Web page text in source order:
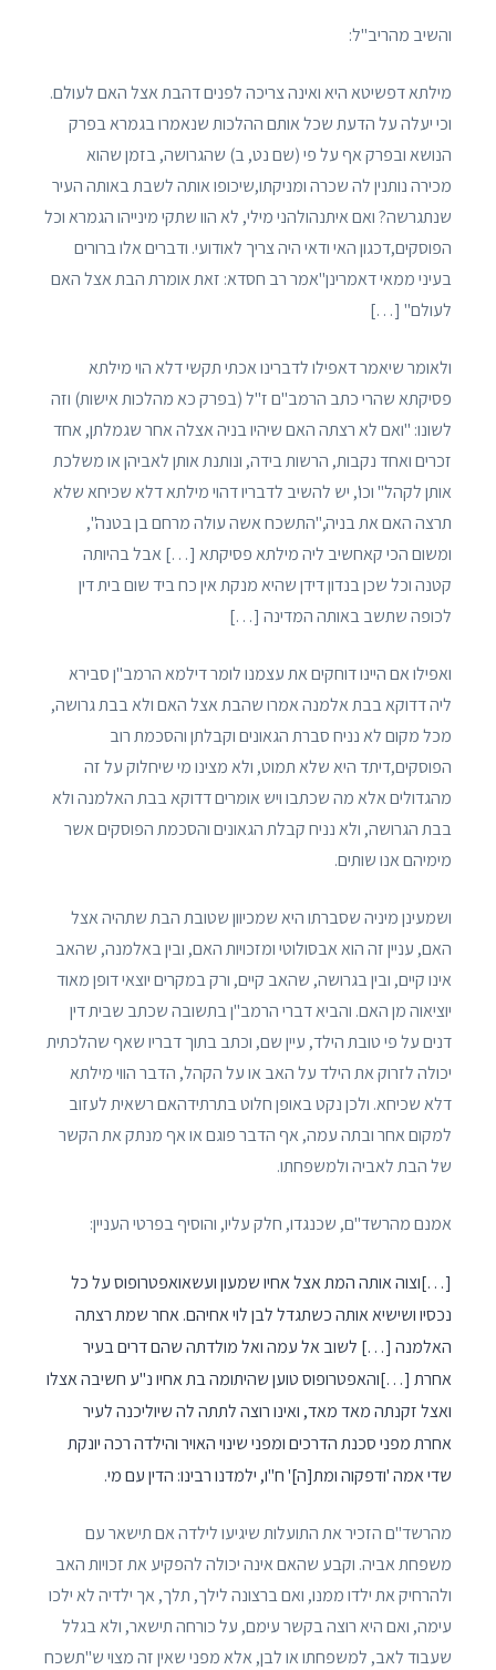
והשיב מהריב"ל:
מילתא דפשיטא היא ואינה צריכה לפנים דהבת אצל האם לעולם.
וכי יעלה על הדעת שכל אותם ההלכות שנאמרו בגמרא בפרק
הנושא ובפרק אף על פי (שם נט, ב) שהגרושה, בזמן שהוא
מכירה נותנין לה שכרה ומניקתו,שיכופו אותה לשבת באותה העיר
שנתגרשה? ואם איתנהולהני מילי, לא הוו שתקי מינייהו הגמרא וכל
הפוסקים,דכגון האי ודאי היה צריך לאודועי. ודברים אלו ברורים
בעיני ממאי דאמרינן"אמר רב חסדא: זאת אומרת הבת אצל האם
לעולם" […]
ולאומר שיאמר דאפילו לדברינו אכתי תקשי דלא הוי מילתא
פסיקתא שהרי כתב הרמב"ם ז"ל (בפרק כא מהלכות אישות) וזה
לשונו: "ואם לא רצתה האם שיהיו בניה אצלה אחר שגמלתן, אחד
זכרים ואחד נקבות, הרשות בידה, ונותנת אותן לאביהן או משלכת
אותן לקהל" וכו', יש להשיב לדבריו דהוי מילתא דלא שכיחא שלא
תרצה האם את בניה,"התשכח אשה עולה מרחם בן בטנה",
ומשום הכי קאחשיב ליה מילתא פסיקתא […] אבל בהיותה
קטנה וכל שכן בנדון דידן שהיא מנקת אין כח ביד שום בית דין
לכופה שתשב באותה המדינה […]
ואפילו אם היינו דוחקים את עצמנו לומר דילמא הרמב"ן סבירא
ליה דדוקא בבת אלמנה אמרו שהבת אצל האם ולא בבת גרושה,
מכל מקום לא נניח סברת הגאונים וקבלתן והסכמת רוב
הפוסקים,דיתד היא שלא תמוט, ולא מצינו מי שיחלוק על זה
מהגדולים אלא מה שכתבו ויש אומרים דדוקא בבת האלמנה ולא
בבת הגרושה, ולא נניח קבלת הגאונים והסכמת הפוסקים אשר
מימיהם אנו שותים.
ושמעינן מיניה שסברתו היא שמכיוון שטובת הבת שתהיה אצל
האם, עניין זה הוא אבסולוטי ומזכויות האם, ובין באלמנה, שהאב
אינו קיים, ובין בגרושה, שהאב קיים, ורק במקרים יוצאי דופן מאוד
יוציאוה מן האם. והביא דברי הרמב"ן בתשובה שכתב שבית דין
דנים על פי טובת הילד, עיין שם, וכתב בתוך דבריו שאף שהלכתית
יכולה לזרוק את הילד על האב או על הקהל, הדבר הווי מילתא
דלא שכיחא. ולכן נקט באופן חלוט בתרתידהאם רשאית לעזוב
למקום אחר ובתה עמה, אף הדבר פוגם או אף מנתק את הקשר
של הבת לאביה ולמשפחתו.
אמנם מהרשד"ם, שכנגדו, חלק עליו, והוסיף בפרטי העניין:
[…]וצוה אותה המת אצל אחיו שמעון ועשאואפטרופוס על כל
נכסיו ושישיא אותה כשתגדל לבן לוי אחיהם. אחר שמת רצתה
האלמנה […] לשוב אל עמה ואל מולדתה שהם דרים בעיר
אחרת […]והאפטרופוס טוען שהיתומה בת אחיו נ"ע חשיבה אצלו
ואצל זקנתה מאד מאד, ואינו רוצה לתתה לה שיוליכנה לעיר
אחרת מפני סכנת הדרכים ומפני שינוי האויר והילדה רכה יונקת
שדי אמה 'ודפקוה ומת[ה]' ח"ו, ילמדנו רבינו: הדין עם מי.
מהרשד"ם הזכיר את התועלות שיגיעו לילדה אם תישאר עם
משפחת אביה. וקבע שהאם אינה יכולה להפקיע את זכויות האב
ולהרחיק את ילדו ממנו, ואם ברצונה לילך, תלך, אך ילדיה לא ילכו
עימה, ואם היא רוצה בקשר עימם, על כורחה תישאר, ולא בגלל
שעבוד לאב, למשפחתו או לבן, אלא מפני שאין זה מצוי ש"תשכח